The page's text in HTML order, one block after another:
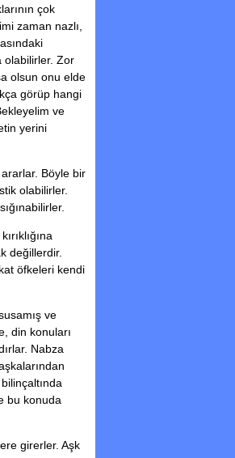
çok
zaman nazlı,
olabilirler. Zor
olsun onu elde
görüp hangi
ve
yerini
Böyle bir
olabilirler.
değillerdir.
öfkeleri kendi
ve
din konuları
Nabza
bu konuda
girerler. Aşk